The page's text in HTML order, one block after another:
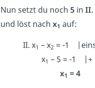
Nun setzt du noch 5in II.
und löst nach x1 auf:
II. x1 – x2 = -1
x1 – 5 = -1 |+
x1 = 4